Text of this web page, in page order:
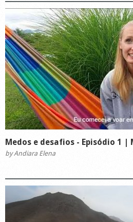
Medos e desafios - Episódio 1 |
byAndiara Elena